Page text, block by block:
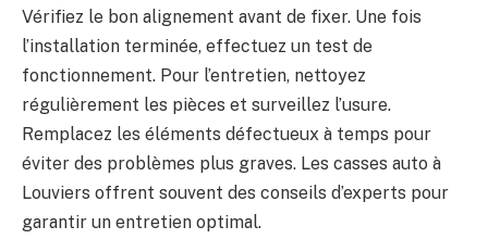
Vérifiez le bon alignement avant de fixer. Une fois
l’installation terminée, effectuez un test de
fonctionnement. Pour l’entretien, nettoyez
régulièrement les pièces et surveillez l’usure.
Remplacez les éléments défectueux à temps pour
éviter des problèmes plus graves. Les casses auto à
Louviers offrent souvent des conseils d’experts pour
garantir un entretien optimal.